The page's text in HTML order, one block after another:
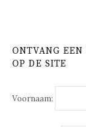
ONTVANG
OP DE SITE
Voornaam: